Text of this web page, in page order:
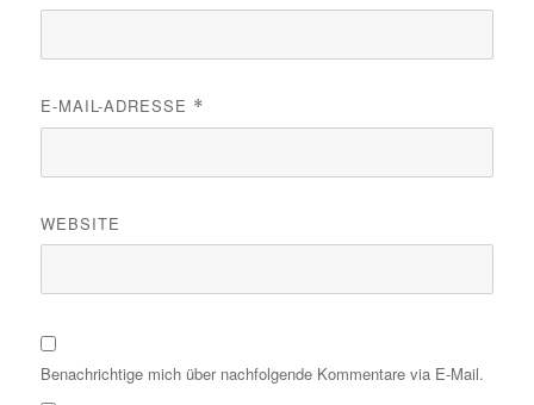
E-MAIL-ADRESSE *
WEBSITE
Benachrichtige mich über nachfolgende Kommentare via E-Mail.